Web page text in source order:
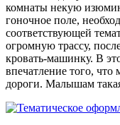
комнаты некую
гоночное поле,
соответствующей
огромную трассу,
кровать-машинку. В
впечатление того,
дороги. Малышам